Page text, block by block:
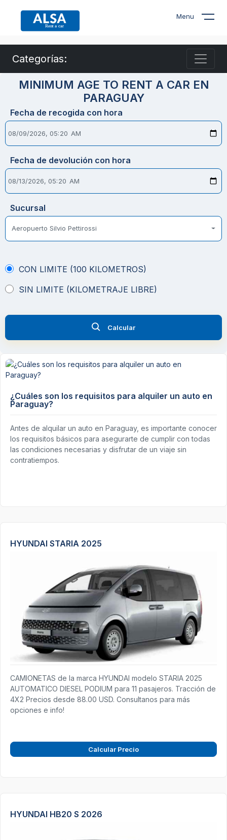
Menu
Categorías:
MINIMUM AGE TO RENT A CAR EN
PARAGUAY
Fecha de recogida con hora
Fecha de devolución con hora
Sucursal
Aeropuerto Silvio Pettirossi
CON LIMITE (100 KILOMETROS)
SIN LIMITE (KILOMETRAJE LIBRE)
Calcular
¿Cuáles son los requisitos para alquiler un auto en
Paraguay?
Antes de alquilar un auto en Paraguay, es importante conocer
los requisitos básicos para asegurarte de cumplir con todas
las condiciones necesarias y disfrutar de un viaje sin
contratiempos.
HYUNDAI STARIA 2025
CAMIONETAS de la marca HYUNDAI modelo STARIA 2025
AUTOMATICO DIESEL PODIUM para 11 pasajeros. Tracción de
4X2 Precios desde 88.00 USD. Consultanos para más
opciones e info!
Calcular Precio
HYUNDAI HB20 S 2026